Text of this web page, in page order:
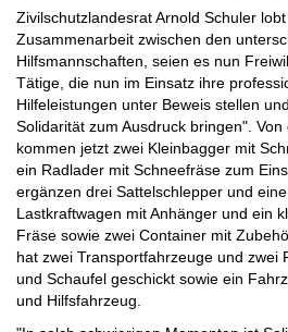
Zivilschutzlandesrat Arnold Schuler
Zusammenarbeit zwischen den
Hilfsmannschaften, seien es nun
Tätige, die nun im Einsatz ihre
Hilfeleistungen unter Beweis stellen
Solidarität zum Ausdruck bringen".
kommen jetzt zwei Kleinbagger mit
ein Radlader mit Schneefräse zum
ergänzen drei Sattelschlepper und
Lastkraftwagen mit Anhänger und ein
Fräse sowie zwei Container mit
hat zwei Transportfahrzeuge und zwei
und Schaufel geschickt sowie ein
und Hilfsfahrzeug.